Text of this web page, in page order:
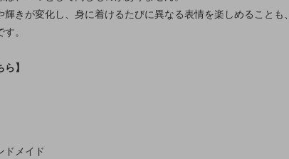
きが変化し、身に着けるたびに異なる表情を楽しめることも、
。
】
ドメイド